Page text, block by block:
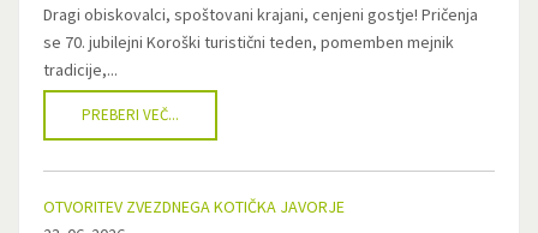
Dragi obiskovalci, spoštovani krajani, cenjeni gostje! Pričenja
se 70. jubilejni Koroški turistični teden, pomemben mejnik
tradicije,...
PREBERI VEČ...
OTVORITEV ZVEZDNEGA KOTIČKA JAVORJE